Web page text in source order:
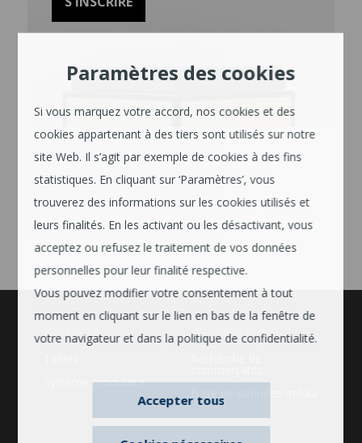
Paramètres des cookies
Si vous marquez votre accord, nos cookies et des
cookies appartenant à des tiers sont utilisés sur notre
site Web. Il s’agit par exemple de cookies à des fins
statistiques. En cliquant sur ‘Paramètres’, vous
trouverez des informations sur les cookies utilisés et
leurs finalités. En les activant ou les désactivant, vous
acceptez ou refusez le traitement de vos données
personnelles pour leur finalité respective.
Vous pouvez modifier votre consentement à tout
moment en cliquant sur le lien en bas de la fenêtre de
votre navigateur et dans la politique de confidentialité.
Accepter tous
PRODUKTE
Système modulaire
INFORMATIONEN
Base de données média